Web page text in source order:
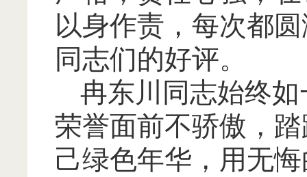
以身作责，每次都
同志们的好评。
冉东川同志始终
荣誉面前不骄傲，
己绿色年华，用无